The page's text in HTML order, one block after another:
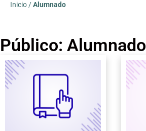
Inicio /Alumnado
Público: Alumnado